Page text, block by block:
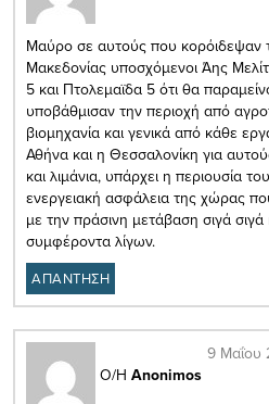
Μαύρο σε αυτούς που κορόιδεψαν
Μακεδονίας υποσχόμενοι Άης
5 και Πτολεμαϊδα 5 ότι θα
υποβάθμισαν την περιοχή από
βιομηχανία και γενικά από κάθε
Αθήνα και η Θεσσαλονίκη για
και λιμάνια, υπάρχει η περιουσία
ενεργειακή ασφάλεια της χώρας
με την πράσινη μετάβαση σιγά σιγά
συμφέροντα λίγων.
ΑΠΑΝΤΗΣΗ
Ο/Η Anonimos
9 Μαΐου